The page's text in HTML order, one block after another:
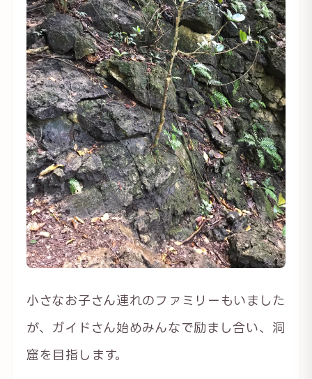
小さなお子さん連れのファミリーもいました
が、ガイドさん始めみんなで励まし合い、洞
窟を目指します。